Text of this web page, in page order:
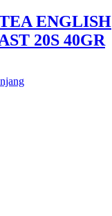
ENGLISH
20S 40GR